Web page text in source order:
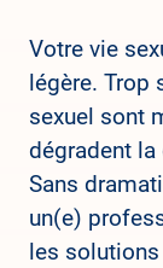
Votre vie
légère. Trop
sexuel sont
dégradent la
Sans
un(e)
les